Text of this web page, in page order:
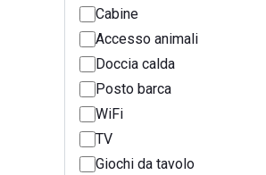
Cabine
Accesso animali
Doccia calda
Posto barca
WiFi
TV
Giochi da tavolo